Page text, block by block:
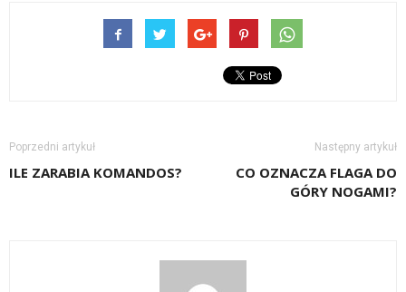
Poprzedni artykuł
ILE ZARABIA KOMANDOS?
Następny artykuł
CO OZNACZA FLAGA DO
GÓRY NOGAMI?